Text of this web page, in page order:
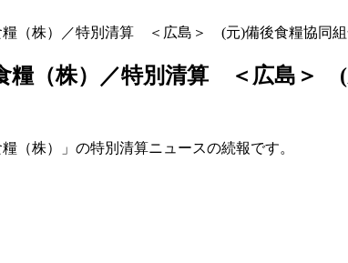
糧（株）／特別清算 ＜広島＞ (元)備後食糧協同組
糧（株）／特別清算 ＜広島＞ (
（株）」の特別清算ニュースの続報です。